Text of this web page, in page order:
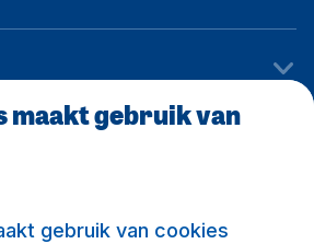
maakt gebruik van
gebruik van cookies